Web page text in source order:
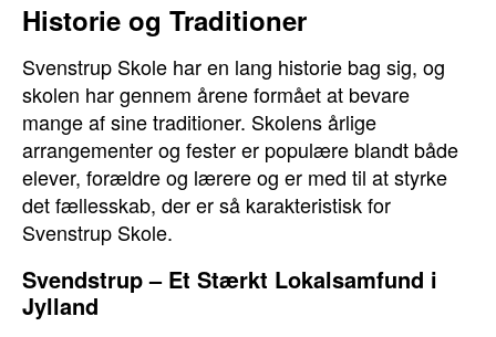
Historie og Traditioner
Svenstrup Skole har en lang historie bag sig, og
skolen har gennem årene formået at bevare
mange af sine traditioner. Skolens årlige
arrangementer og fester er populære blandt både
elever, forældre og lærere og er med til at styrke
det fællesskab, der er så karakteristisk for
Svenstrup Skole.
Svendstrup – Et Stærkt Lokalsamfund i
Jylland